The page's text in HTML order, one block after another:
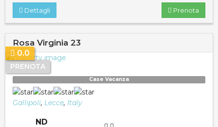
Prenota
Dettagli
Rosa Virginia 23
PRENOTA
0.0
Case Vacanza
Gallipoli, Lecce, Italy
ND